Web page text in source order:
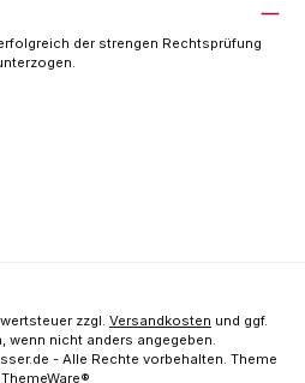
der strengen Rechtsprüfung
zzgl. Versandkosten und ggf.
wenn nicht anders angegeben.
- Alle Rechte vorbehalten. Theme
ThemeWare®